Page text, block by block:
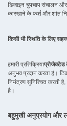
डिजाइन चुपचाप संचालन
कारखाने के फर्श और शांत
किसी भी स्थिति के लिए
हमारी प्रतिक्रियाप्रोजेक्टेड
अनुभव प्रदान करता है।
नियंत्रण सुनिश्चित करती है,
है।
बहुमुखी अनुप्रयोग और